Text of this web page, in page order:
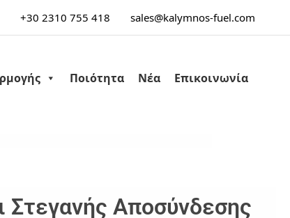
+30 2310 755 418 sales@kalymnos-fuel.com
Ποιότητα Νέα Επικοινωνία
Στεγανής Αποσύνδεσης